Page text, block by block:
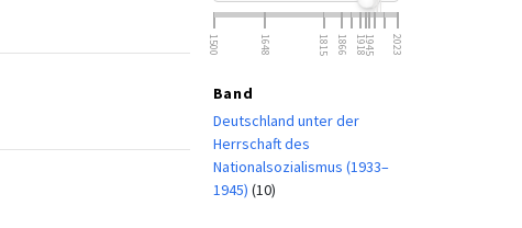
1500 1648 1815 1866 19181945 2023
Band
Deutschland unter der
Herrschaft des
Nationalsozialismus (1933–
1945) (10)